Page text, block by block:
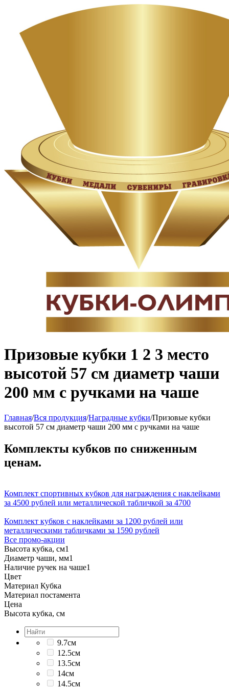
Призовые кубки 1 2 3 место
высотой 57 см диаметр чаши
200 мм с ручками на чаше
Главная/Вся продукция/Наградные кубки/Призовые кубки
высотой 57 см диаметр чаши 200 мм с ручками на чаше
Комплекты кубков по сниженным
ценам.
Комплект спортивных кубков для награждения с наклейками
за 4500 рублей или металлической табличкой за 4700
Комплект кубков с наклейками за 1200 рублей или
металлическими табличками за 1590 рублей
Все промо-акции
Высота кубка, см1
Диаметр чаши, мм1
Наличие ручек на чаше1
Цвет
Материал Кубка
Материал постамента
Цена
Высота кубка, см
9.7см
12.5см
13.5см
14см
14.5см